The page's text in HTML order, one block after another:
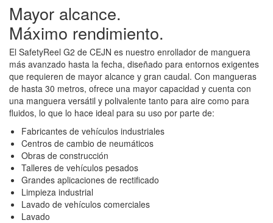
Mayor alcance.
Máximo rendimiento.
El SafetyReel G2 de CEJN es nuestro enrollador de manguera
más avanzado hasta la fecha, diseñado para entornos exigentes
que requieren de mayor alcance y gran caudal. Con mangueras
de hasta 30 metros, ofrece una mayor capacidad y cuenta con
una manguera versátil y polivalente tanto para aire como para
fluidos, lo que lo hace ideal para su uso por parte de:
Fabricantes de vehículos industriales
Centros de cambio de neumáticos
Obras de construcción
Talleres de vehículos pesados
Grandes aplicaciones de rectificado
Limpieza industrial
Lavado de vehículos comerciales
Lavado